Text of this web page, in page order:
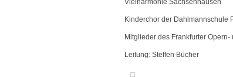
Vielharmonie Sachsenhausen
Kinderchor der Dahlmannschule
Mitglieder des Frankfurter
Leitung: Steffen Bücher